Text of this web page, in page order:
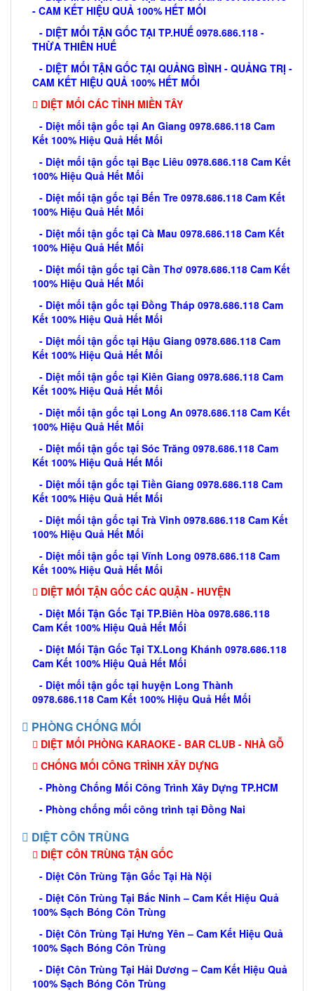
- CAM KẾT HIỆU QUẢ 100% HẾT MỐI
- DIỆT MỐI TẬN GỐC TẠI TP.HUẾ 0978.686.118 -
THỪA THIÊN HUẾ
- DIỆT MỐI TẬN GỐC TẠI QUẢNG BÌNH - QUẢNG TRỊ -
CAM KẾT HIỆU QUẢ 100% HẾT MỐI
DIỆT MỐI CÁC TỈNH MIỀN TÂY
- Diệt mối tận gốc tại An Giang 0978.686.118 Cam
Kết 100% Hiệu Quả Hết Mối
- Diệt mối tận gốc tại Bạc Liêu 0978.686.118 Cam Kết
100% Hiệu Quả Hết Mối
- Diệt mối tận gốc tại Bến Tre 0978.686.118 Cam Kết
100% Hiệu Quả Hết Mối
- Diệt mối tận gốc tại Cà Mau 0978.686.118 Cam Kết
100% Hiệu Quả Hết Mối
- Diệt mối tận gốc tại Cần Thơ 0978.686.118 Cam Kết
100% Hiệu Quả Hết Mối
- Diệt mối tận gốc tại Đồng Tháp 0978.686.118 Cam
Kết 100% Hiệu Quả Hết Mối
- Diệt mối tận gốc tại Hậu Giang 0978.686.118 Cam
Kết 100% Hiệu Quả Hết Mối
- Diệt mối tận gốc tại Kiên Giang 0978.686.118 Cam
Kết 100% Hiệu Quả Hết Mối
- Diệt mối tận gốc tại Long An 0978.686.118 Cam Kết
100% Hiệu Quả Hết Mối
- Diệt mối tận gốc tại Sóc Trăng 0978.686.118 Cam
Kết 100% Hiệu Quả Hết Mối
- Diệt mối tận gốc tại Tiền Giang 0978.686.118 Cam
Kết 100% Hiệu Quả Hết Mối
- Diệt mối tận gốc tại Trà Vinh 0978.686.118 Cam Kết
100% Hiệu Quả Hết Mối
- Diệt mối tận gốc tại Vĩnh Long 0978.686.118 Cam
Kết 100% Hiệu Quả Hết Mối
DIỆT MỐI TẬN GỐC CÁC QUẬN - HUYỆN
- Diệt Mối Tận Gốc Tại TP.Biên Hòa 0978.686.118
Cam Kết 100% Hiệu Quả Hết Mối
- Diệt Mối Tận Gốc Tại TX.Long Khánh 0978.686.118
Cam Kết 100% Hiệu Quả Hết Mối
- Diệt mối tận gốc tại huyện Long Thành
0978.686.118 Cam Kết 100% Hiệu Quả Hết Mối
PHÒNG CHỐNG MỐI
DIỆT MỐI PHÒNG KARAOKE - BAR CLUB - NHÀ GỖ
CHỐNG MỐI CÔNG TRÌNH XÂY DỰNG
- Phòng Chống Mối Công Trình Xây Dựng TP.HCM
- Phòng chống mối công trình tại Đồng Nai
DIỆT CÔN TRÙNG
DIỆT CÔN TRÙNG TẬN GỐC
- Diệt Côn Trùng Tận Gốc Tại Hà Nội
- Diệt Côn Trùng Tại Bắc Ninh – Cam Kết Hiệu Quả
100% Sạch Bóng Côn Trùng
- Diệt Côn Trùng Tại Hưng Yên – Cam Kết Hiệu Quả
100% Sạch Bóng Côn Trùng
- Diệt Côn Trùng Tại Hải Dương – Cam Kết Hiệu Quả
100% Sạch Bóng Côn Trùng